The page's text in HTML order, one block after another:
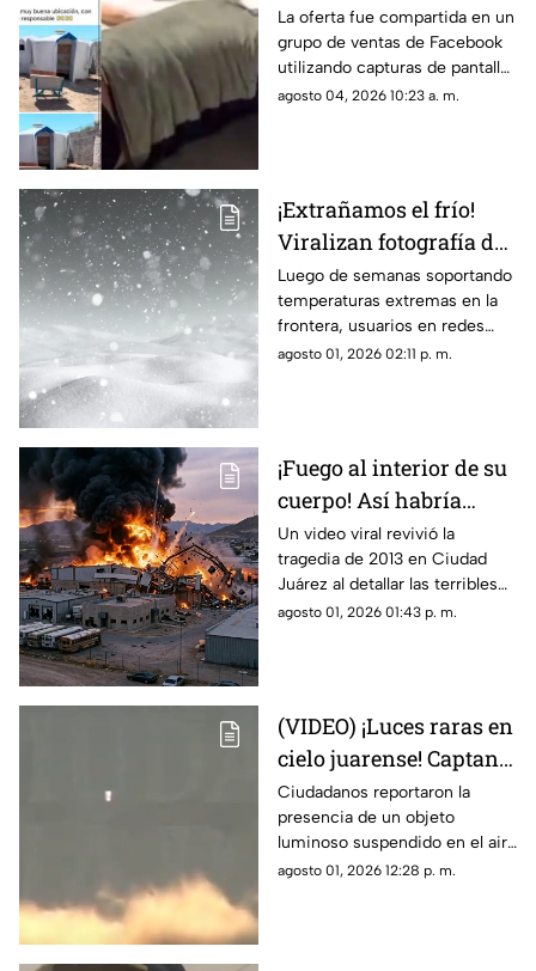
Publicación en redes
desata diversas
opiniones en Ciudad
Juárez
La oferta fue compartida en un
grupo de ventas de Facebook
utilizando capturas de pantalla
tomadas del canal Unique
agosto 04, 2026 10:23 a. m.
¡Extrañamos el frío!
Viralizan fotografía del
Cerro de la Biblia con
nieve tras días con más
de 40 grados en Juárez
Luego de semanas soportando
temperaturas extremas en la
frontera, usuarios en redes
sociales añoran las nevadas de
agosto 01, 2026 02:11 p. m.
¡Fuego al interior de su
cuerpo! Así habría
muerto una de las
víctimas de la
explosión de una
maquiladora en Ciudad
Un video viral revivió la
tragedia de 2013 en Ciudad
Juárez al detallar las terribles
quemaduras internas que
agosto 01, 2026 01:43 p. m.
(VIDEO) ¡Luces raras en
cielo juarense! Captan
luz de extraña forma
que asemeja un OVNI
Ciudadanos reportaron la
presencia de un objeto
luminoso suspendido en el aire
que no coincidía con drones ni
agosto 01, 2026 12:28 p. m.